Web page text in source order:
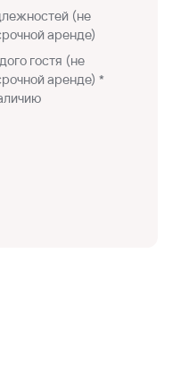
(не
аренде)
гостя (не
аренде) *